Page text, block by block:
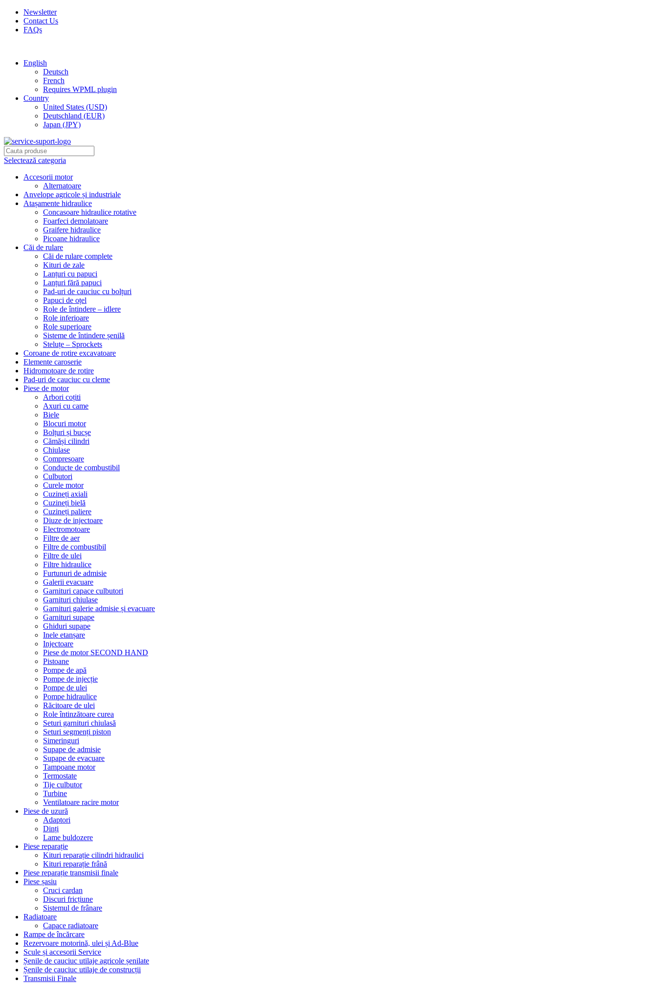
Newsletter
Contact Us
FAQs
English
Deutsch
French
Requires WPML plugin
Country
United States (USD)
Deutschland (EUR)
Japan (JPY)
Selectează categoria
Accesorii motor
Alternatoare
Anvelope agricole și industriale
Atașamente hidraulice
Concasoare hidraulice rotative
Foarfeci demolatoare
Graifere hidraulice
Picoane hidraulice
Căi de rulare
Căi de rulare complete
Kituri de zale
Lanțuri cu papuci
Lanțuri fără papuci
Pad-uri de cauciuc cu bolțuri
Papuci de oțel
Role de întindere – idlere
Role inferioare
Role superioare
Sisteme de întindere șenilă
Steluțe – Sprockets
Coroane de rotire excavatoare
Elemente caroserie
Hidromotoare de rotire
Pad-uri de cauciuc cu cleme
Piese de motor
Arbori coțiti
Axuri cu came
Biele
Blocuri motor
Bolțuri și bucșe
Cămăși cilindri
Chiulase
Compresoare
Conducte de combustibil
Culbutori
Curele motor
Cuzineți axiali
Cuzineți bielă
Cuzineți paliere
Diuze de injectoare
Electromotoare
Filtre de aer
Filtre de combustibil
Filtre de ulei
Filtre hidraulice
Furtunuri de admisie
Galerii evacuare
Garnituri capace culbutori
Garnituri chiulase
Garnituri galerie admisie și evacuare
Garnituri supape
Ghiduri supape
Inele etanșare
Injectoare
Piese de motor SECOND HAND
Pistoane
Pompe de apă
Pompe de injecție
Pompe de ulei
Pompe hidraulice
Răcitoare de ulei
Role întinzătoare curea
Seturi garnituri chiulasă
Seturi segmenți piston
Simeringuri
Supape de admisie
Supape de evacuare
Tampoane motor
Termostate
Tije culbutor
Turbine
Ventilatoare racire motor
Piese de uzură
Adaptori
Dinți
Lame buldozere
Piese reparație
Kituri reparație cilindri hidraulici
Kituri reparație frână
Piese reparație transmisii finale
Piese șasiu
Cruci cardan
Discuri fricțiune
Sistemul de frânare
Radiatoare
Capace radiatoare
Rampe de încărcare
Rezervoare motorină, ulei și Ad-Blue
Scule și accesorii Service
Șenile de cauciuc utilaje agricole șenilate
Șenile de cauciuc utilaje de construcții
Transmisii Finale